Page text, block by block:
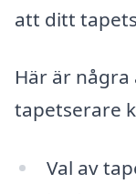
att ditt
Här är
tapetserare
Val av